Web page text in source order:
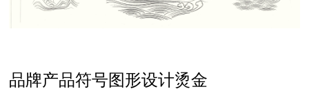
品牌产品符号图形设计烫金